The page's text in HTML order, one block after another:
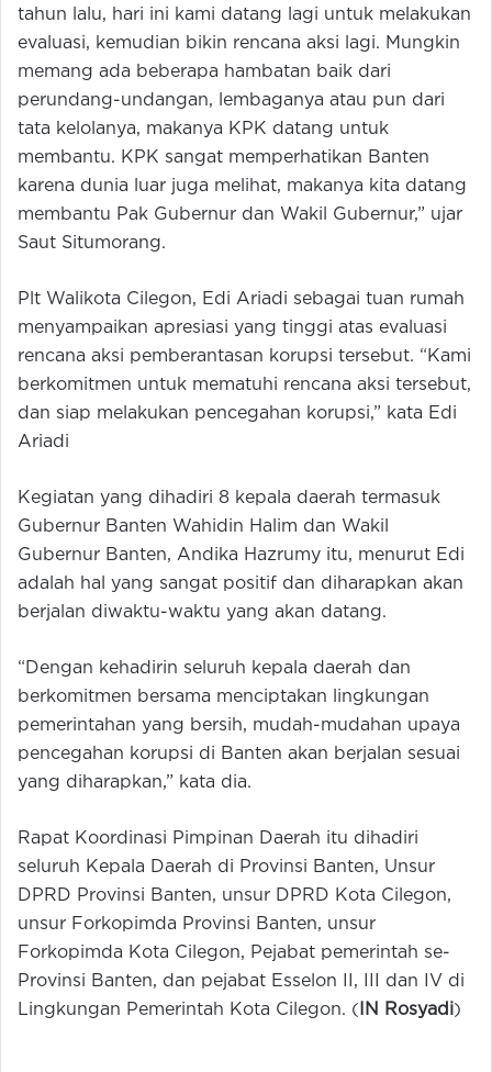
tahun lalu, hari ini kami datang lagi untuk melakukan
evaluasi, kemudian bikin rencana aksi lagi. Mungkin
memang ada beberapa hambatan baik dari
perundang-undangan, lembaganya atau pun dari
tata kelolanya, makanya KPK datang untuk
membantu. KPK sangat memperhatikan Banten
karena dunia luar juga melihat, makanya kita datang
membantu Pak Gubernur dan Wakil Gubernur,” ujar
Saut Situmorang.
Plt Walikota Cilegon, Edi Ariadi sebagai tuan rumah
menyampaikan apresiasi yang tinggi atas evaluasi
rencana aksi pemberantasan korupsi tersebut. “Kami
berkomitmen untuk mematuhi rencana aksi tersebut,
dan siap melakukan pencegahan korupsi,” kata Edi
Ariadi
Kegiatan yang dihadiri 8 kepala daerah termasuk
Gubernur Banten Wahidin Halim dan Wakil
Gubernur Banten, Andika Hazrumy itu, menurut Edi
adalah hal yang sangat positif dan diharapkan akan
berjalan diwaktu-waktu yang akan datang.
“Dengan kehadirin seluruh kepala daerah dan
berkomitmen bersama menciptakan lingkungan
pemerintahan yang bersih, mudah-mudahan upaya
pencegahan korupsi di Banten akan berjalan sesuai
yang diharapkan,” kata dia.
Rapat Koordinasi Pimpinan Daerah itu dihadiri
seluruh Kepala Daerah di Provinsi Banten, Unsur
DPRD Provinsi Banten, unsur DPRD Kota Cilegon,
unsur Forkopimda Provinsi Banten, unsur
Forkopimda Kota Cilegon, Pejabat pemerintah se-
Provinsi Banten, dan pejabat Esselon II, III dan IV di
Lingkungan Pemerintah Kota Cilegon. ( IN Rosyadi)